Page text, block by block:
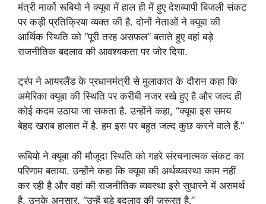
मंत्री मार्को रूबियो ने क्यूबा में हाल ही में हुए देशव्यापी बिजली संकट
पर कड़ी प्रतिक्रिया व्यक्त की है. दोनों नेताओं ने क्यूबा की
आर्थिक स्थिति को “पूरी तरह असफल” बताते हुए वहां बड़े
राजनीतिक बदलाव की आवश्यकता पर जोर दिया.
ट्रंप ने आयरलैंड के प्रधानमंत्री से मुलाकात के दौरान कहा कि
अमेरिका क्यूबा की स्थिति पर करीबी नजर रखे हुए है और जल्द ही
कोई कदम उठाया जा सकता है. उन्होंने कहा, “क्यूबा इस समय
बेहद खराब हालात में है. हम इस पर बहुत जल्द कुछ करने वाले हैं.”
रूबियो ने क्यूबा की मौजूदा स्थिति को गहरे संरचनात्मक संकट का
परिणाम बताया. उन्होंने कहा कि क्यूबा की अर्थव्यवस्था काम नहीं
कर रही है और वहां की राजनीतिक व्यवस्था इसे सुधारने में असमर्थ
है. उनके अनुसार, “उन्हें बड़े बदलाव की जरूरत है.”